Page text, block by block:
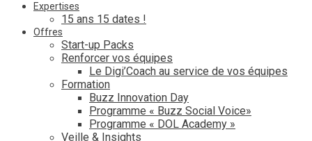
Expertises
15 ans 15 dates !
Offres
Start-up Packs
Renforcer vos équipes
Le Digi’Coach au service de vos équipes
Formation
Buzz Innovation Day
Programme « Buzz Social Voice»
Programme « DOL Academy »
Veille & Insights